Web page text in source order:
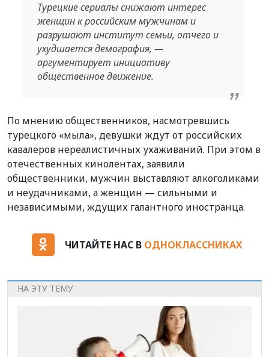
Турецкие сериалы снижают интерес
женщин к российским мужчинам и
разрушают институт семьи, отчего и
ухудшается демография, —
аргументирует инициативу
общественное движение.
По мнению общественников, насмотревшись
турецкого «мыла», девушки ждут от российских
кавалеров нереалистичных ухаживаний. При этом в
отечественных кинолентах, заявили
общественники, мужчин выставляют алкоголиками
и неудачниками, а женщин — сильными и
независимыми, ждущих галантного иностранца.
ЧИТАЙТЕ НАС В ОДНОКЛАССНИКАХ
НА ЭТУ ТЕМУ